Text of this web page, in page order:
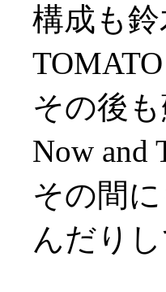
構成も
その後
Now and
その間
んだり